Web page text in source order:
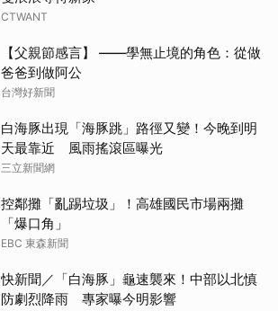
CTWANT
【父親節感言】 ——學無止境的角色：從做
爸爸到做阿公
台灣好新聞
白海豚出現「海豚跳」路徑又變！今晚到明
天最靠近 風雨搖滾區曝光
三立新聞網
控鄰攤「亂踢垃圾」！高雄國民市場兩攤
「爆口角」
EBC 東森新聞
快新聞／「白海豚」龜速襲來！中部以北慎
防劇烈降雨 專家曝今明影響